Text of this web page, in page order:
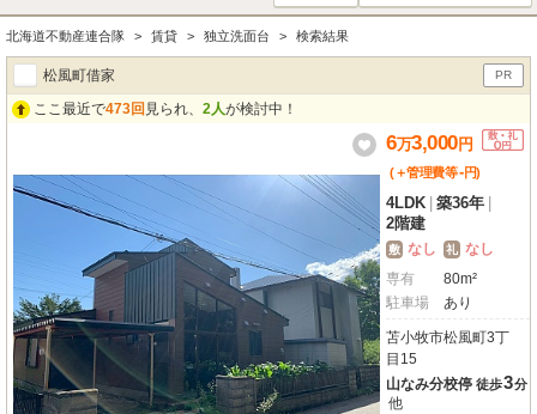
北海道不動産連合隊 賃貸 独立洗面台 検索結果
PR
松風町借家
ここ最近で473回 見られ、 2人が検討中！
6万3,000円
(＋管理費等-円)
4LDK 築36年
2階建
敷 なし 礼 なし
専有
80m²
駐車場
あり
苫小牧市松風町3丁
目15
山なみ分校停 徒歩3分
他